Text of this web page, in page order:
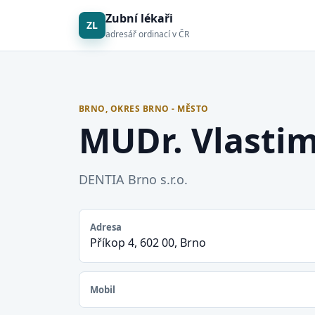
ZL Zubní lékaři
adresář ordinací v ČR
BRNO, OKRES BRNO - MĚSTO
MUDr.
DENTIA Brno s.r.o.
Adresa
Příkop 4, 602 00, Brno
Mobil